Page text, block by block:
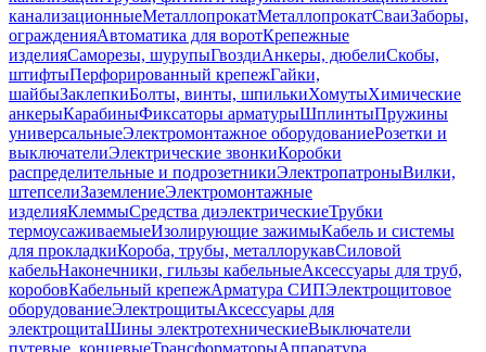
канализационныеМеталлопрокатМеталлопрокатСваиЗаборы,
огражденияАвтоматика для воротКрепежные
изделияСаморезы, шурупыГвоздиАнкеры, дюбелиСкобы,
штифтыПерфорированный крепежГайки,
шайбыЗаклепкиБолты, винты, шпилькиХомутыХимические
анкерыКарабиныФиксаторы арматурыШплинтыПружины
универсальныеЭлектромонтажное оборудованиеРозетки и
выключателиЭлектрические звонкиКоробки
распределительные и подрозетникиЭлектропатроныВилки,
штепселиЗаземлениеЭлектромонтажные
изделияКлеммыСредства диэлектрическиеТрубки
термоусаживаемыеИзолирующие зажимыКабель и системы
для прокладкиКороба, трубы, металлорукавСиловой
кабельНаконечники, гильзы кабельныеАксессуары для труб,
коробовКабельный крепежАрматура СИПЭлектрощитовое
оборудованиеЭлектрощитыАксессуары для
электрощитаШины электротехническиеВыключатели
путевые, концевыеТрансформаторыАппаратура